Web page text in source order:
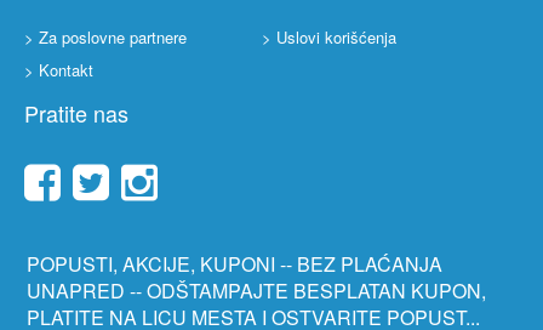
> Za poslovne partnere
> Uslovi korišćenja
> Kontakt
Pratite nas
POPUSTI, AKCIJE, KUPONI -- BEZ PLAĆANJA
UNAPRED -- ODŠTAMPAJTE BESPLATAN KUPON,
PLATITE NA LICU MESTA I OSTVARITE POPUST...